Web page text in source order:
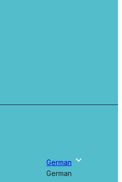
German
German